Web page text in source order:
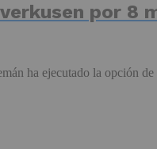
por 8
ha ejecutado la opción de